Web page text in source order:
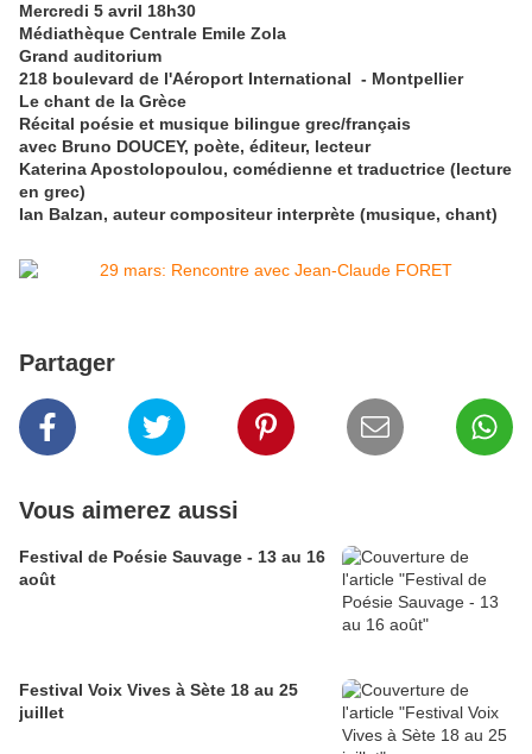
Mercredi 5 avril 18h30
Médiathèque Centrale Emile Zola
Grand auditorium
218 boulevard de l'Aéroport International - Montpellier
Le chant de la Grèce
Récital poésie et musique bilingue grec/français
avec Bruno DOUCEY, poète, éditeur, lecteur
Katerina Apostolopoulou, comédienne et traductrice (lecture
en grec)
Ian Balzan, auteur compositeur interprète (musique, chant)
Partager
Vous aimerez aussi
Festival de Poésie Sauvage - 13 au 16
août
Festival Voix Vives à Sète 18 au 25
juillet